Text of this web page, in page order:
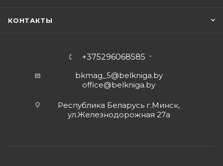
КОНТАКТЫ
+375296068585
bkmag_5@belkniga.by
office@belkniga.by
Республика Беларусь г.Минск,
ул.Железнодорожная 27а